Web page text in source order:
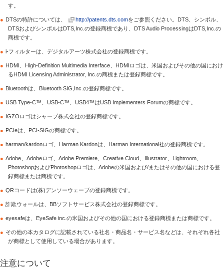
す。
● DTSの特許については、 http://patents.dts.comをご参照ください。DTS、シンボル、
DTSおよびシンボルはDTS,Inc.の登録商標であり、DTS Audio ProcessingはDTS,Inc.の
商標です。
● i-フィルターは、デジタルアーツ株式会社の登録商標です。
● HDMI、High-Definition Multimedia Interface、HDMIロゴは、米国およびその他の国におけ
るHDMI Licensing Administrator, Inc.の商標または登録商標です。
● Bluetoothは、Bluetooth SIG,Inc.の登録商標です。
● USB Type-C™、USB-C™、USB4™はUSB Implementers Forumの商標です。
● IGZOロゴはシャープ株式会社の登録商標です。
● PCIeは、PCI-SIGの商標です。
● harman/kardonロゴ、Harman Kardonは、Harman International社の登録商標です。
● Adobe、Adobeロゴ、Adobe Premiere、Creative Cloud、Illustrator、Lightroom、
PhotoshopおよびPhotoshopロゴは、Adobeの米国および/またはその他の国における登
録商標または商標です。
● QRコードは(株)デンソーウェーブの登録商標です。
● 詐欺ウォールは、BBソフトサービス株式会社の登録商標です。
● eyesafeは、EyeSafe inc.の米国およびその他の国における登録商標または商標です。
● その他の本カタログに記載されている社名・商品名・サービス名などは、それぞれ各社
が商標として使用している場合があります。
注意について